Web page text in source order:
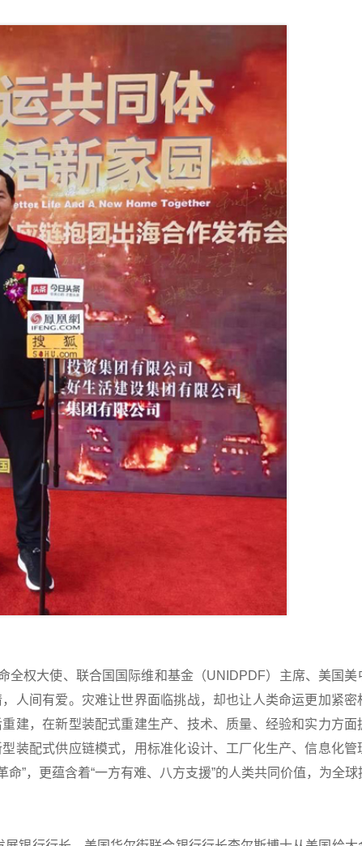
权大使、联合国国际维和基金（UNIDPDF）主席、美国美
人间有爱。灾难让世界面临挑战，却也让人类命运更加紧密
建，在新型装配式重建生产、技术、质量、经验和实力方面
装配式供应链模式，用标准化设计、工厂化生产、信息化管
”，更蕴含着“一方有难、八方支援”的人类共同价值，为全球